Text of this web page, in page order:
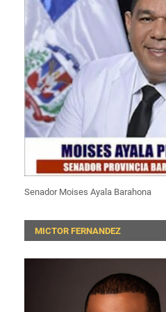
Senador Moises Ayala Barahona
MICTOR FERNANDEZ